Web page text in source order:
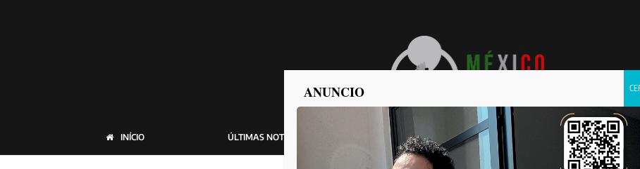
INÍCIO ÚLTIMAS NOTICIAS POLÍTICA POLICIACA
ANUNCIO